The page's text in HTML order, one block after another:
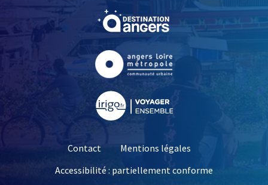
, Ouvre une nouvelle
, Ouvre une nouvelle
Contact
Mentions légales
Accessibilité : partiellement conforme